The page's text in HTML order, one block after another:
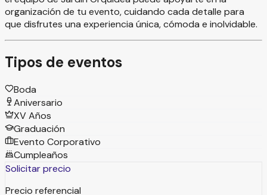
organización de tu evento, cuidando cada detalle para
que disfrutes una experiencia única, cómoda e inolvidable.
Tipos de eventos
Boda
Aniversario
XV Años
Graduación
Evento Corporativo
Cumpleaños
Solicitar precio
Precio referencial